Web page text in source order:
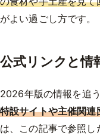
がよい過ごし方です。
公式リンクと情
2026年版の情報を追
特設サイトや主催関連
は、この記事で参照し